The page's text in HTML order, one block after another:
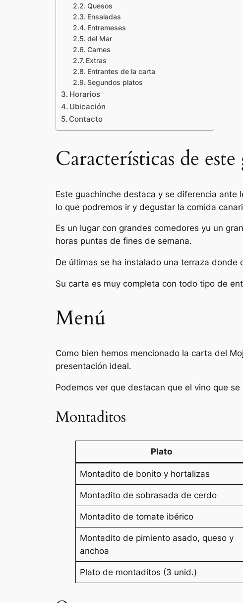
Quesos
Ensaladas
Entremeses
del Mar
Carnes
Extras
Entrantes de la carta
Segundos platos
Horarios
Ubicación
Contacto
Características de
Este guachinche destaca y se diferencia ante
lo que podremos ir y degustar la comida
Es un lugar con grandes comedores yu un
horas puntas de fines de semana.
De últimas se ha instalado una terraza
Su carta es muy completa con todo tipo de
Menú
Como bien hemos mencionado la carta del
presentación ideal.
Podemos ver que destacan que el vino que
Montaditos
Plato
Montadito de bonito y hortalizas
Montadito de sobrasada de cerdo
Montadito de tomate ibérico
Montadito de pimiento asado, queso y
anchoa
Plato de montaditos (3 unid.)